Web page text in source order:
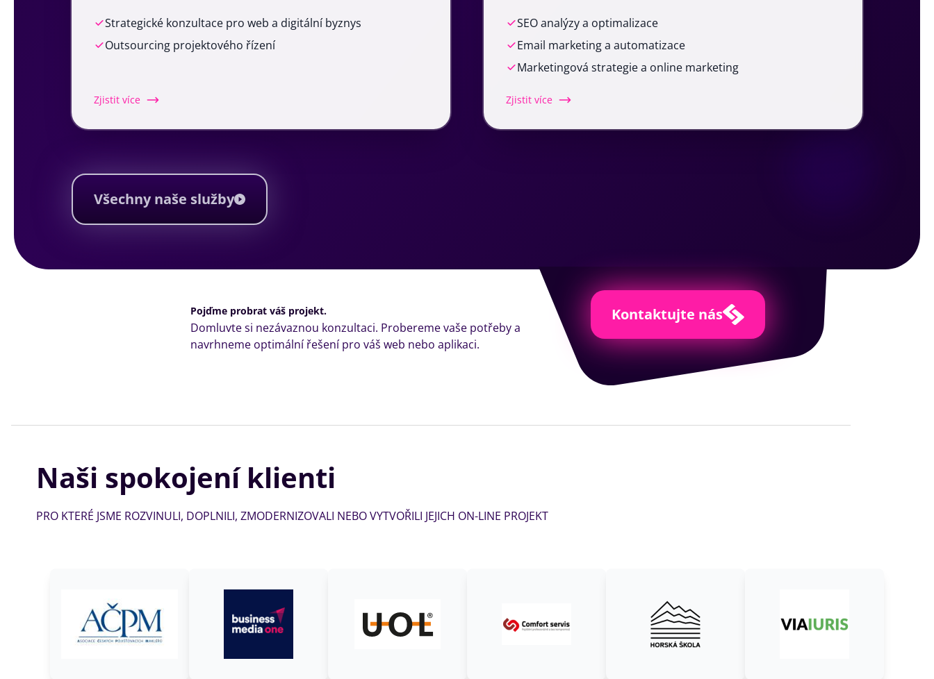
Strategické konzultace pro web a digitální byznys
Outsourcing projektového řízení
Zjistit více
SEO analýzy a optimalizace
Email marketing a automatizace
Marketingová strategie a online marketing
Zjistit více
Všechny naše služby
Pojďme probrat váš projekt.
Domluvte si nezávaznou konzultaci. Probereme vaše potřeby a
navrhneme optimální řešení pro váš web nebo aplikaci.
Kontaktujte nás
Naši spokojení klienti
PRO KTERÉ JSME ROZVINULI, DOPLNILI, ZMODERNIZOVALI NEBO VYTVOŘILI JEJICH ON-LINE PROJEKT